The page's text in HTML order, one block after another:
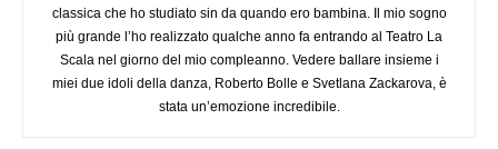
classica che ho studiato sin da quando ero bambina. Il mio sogno
più grande l’ho realizzato qualche anno fa entrando al Teatro La
Scala nel giorno del mio compleanno. Vedere ballare insieme i
miei due idoli della danza, Roberto Bolle e Svetlana Zackarova, è
stata un’emozione incredibile.